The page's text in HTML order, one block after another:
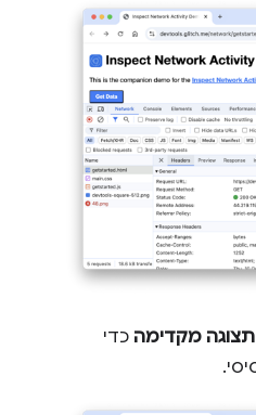
תצוגה מקדימה כדי